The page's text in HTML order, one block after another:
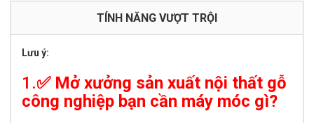
TÍNH NĂNG VƯỢT TRỘI
Lưu ý:
1.✅ Mở xưởng sản xuất nội thất gỗ
công nghiệp bạn cần máy móc gì?